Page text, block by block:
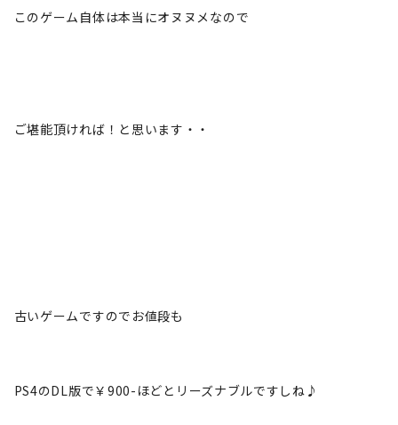
このゲーム自体は本当にオヌヌメなので
ご堪能頂ければ！と思います・・
古いゲームですのでお値段も
PS4のDL版で￥900-ほどとリーズナブルですしね♪